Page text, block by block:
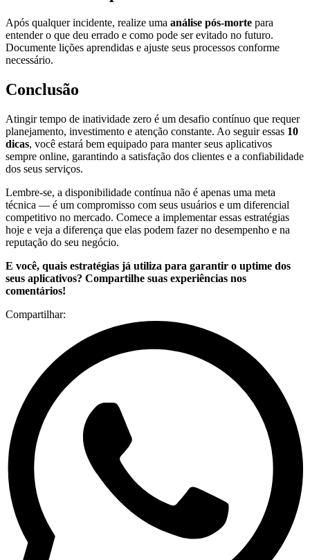
Após qualquer incidente, realize uma análise pós-morte para
entender o que deu errado e como pode ser evitado no futuro.
Documente lições aprendidas e ajuste seus processos conforme
necessário.
Conclusão
Atingir tempo de inatividade zero é um desafio contínuo que requer
planejamento, investimento e atenção constante. Ao seguir essas 10
dicas, você estará bem equipado para manter seus aplicativos
sempre online, garantindo a satisfação dos clientes e a confiabilidade
dos seus serviços.
Lembre-se, a disponibilidade contínua não é apenas uma meta
técnica — é um compromisso com seus usuários e um diferencial
competitivo no mercado. Comece a implementar essas estratégias
hoje e veja a diferença que elas podem fazer no desempenho e na
reputação do seu negócio.
E você, quais estratégias já utiliza para garantir o uptime dos
seus aplicativos? Compartilhe suas experiências nos
comentários!
Compartilhar: